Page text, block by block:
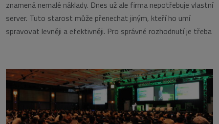
znamená nemalé náklady. Dnes už ale firma nepotřebuje vlastní
server. Tuto starost může přenechat jiným, kteří ho umí
spravovat levněji a efektivněji. Pro správné rozhodnutí je třeba